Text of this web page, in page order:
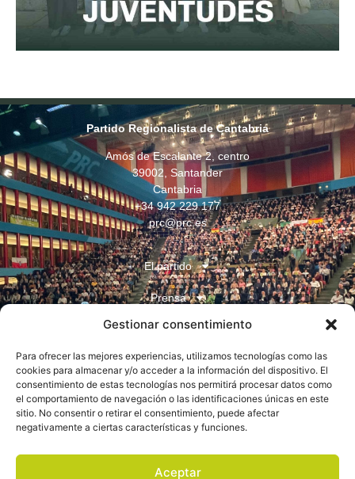
Gestionar consentimiento
Para ofrecer las mejores experiencias, utilizamos tecnologías como las
cookies para almacenar y/o acceder a la información del dispositivo. El
consentimiento de estas tecnologías nos permitirá procesar datos como
el comportamiento de navegación o las identificaciones únicas en este
sitio. No consentir o retirar el consentimiento, puede afectar
negativamente a ciertas características y funciones.
Aceptar
Partido Regionalista de Cantabria
Amós de Escalante 2, centro
39002, Santander
Cantabria
+34 942 229 177
prc@prc.es
El partido
Prensa
Juventudes
Contacto